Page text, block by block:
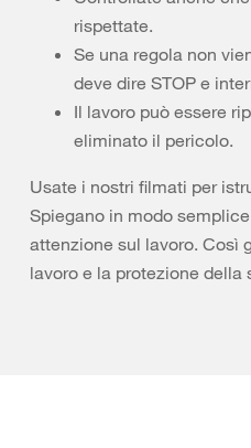
rispettate.
Se una regola non
deve dire STOP e
Il lavoro può essere
eliminato il pericolo.
Usate i nostri filmati per
Spiegano in modo
attenzione sul lavoro. Così
lavoro e la protezione della